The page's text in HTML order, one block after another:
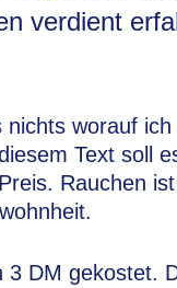
verdient
worauf
Text soll
Rauchen
DM gekostet.